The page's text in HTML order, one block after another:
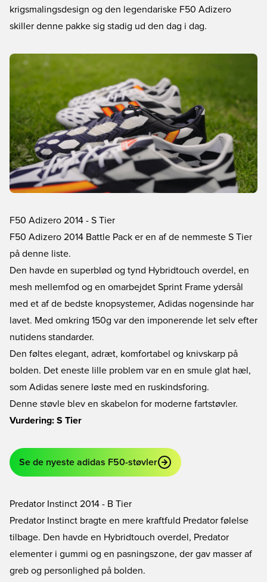
krigsmalingsdesign og den legendariske F50 Adizero
skiller denne pakke sig stadig ud den dag i dag.
F50 Adizero 2014 - S Tier
F50 Adizero 2014 Battle Pack er en af de nemmeste S Tier
på denne liste.
Den havde en superblød og tynd Hybridtouch overdel, en
mesh mellemfod og en omarbejdet Sprint Frame ydersål
med et af de bedste knopsystemer, Adidas nogensinde har
lavet. Med omkring 150g var den imponerende let selv efter
nutidens standarder.
Den føltes elegant, adræt, komfortabel og knivskarp på
bolden. Det eneste lille problem var en en smule glat hæl,
som Adidas senere løste med en ruskindsforing.
Denne støvle blev en skabelon for moderne fartstøvler.
Vurdering: S Tier
Se de nyeste adidas F50-støvler
Predator Instinct 2014 - B Tier
Predator Instinct bragte en mere kraftfuld Predator følelse
tilbage. Den havde en Hybridtouch overdel, Predator
elementer i gummi og en pasningszone, der gav masser af
greb og personlighed på bolden.